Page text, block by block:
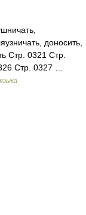
доносить,
Стр. 0321 Стр.
Стр. 0327 …